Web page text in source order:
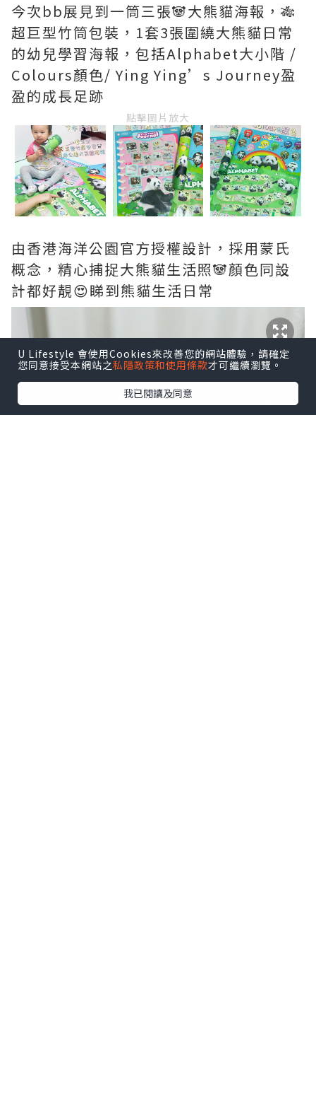
U Lifestyle 會使用Cookies來改善您的網站體驗，請確定
您同意接受本網站之私隱政策和使用條款才可繼續瀏覽。
我已閱讀及同意
今次bb展見到一筒三張🐼大熊貓海報，🎋
超巨型竹筒包裝，1套3張圍繞大熊貓日常
的幼兒學習海報，包括Alphabet大小階 /
Colours顏色/ Ying Ying’s Journey盈
盈的成長足跡
點擊圖片放大
由香港海洋公園官方授權設計，採用蒙氏
概念，精心捕捉大熊貓生活照🐼顏色同設
計都好靚😍睇到熊貓生活日常